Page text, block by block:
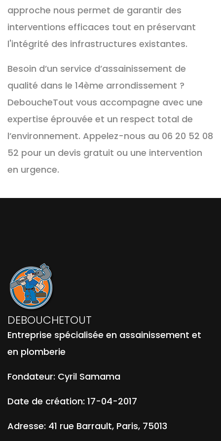
approche nous permet de garantir des
interventions efficaces tout en préservant
l'intégrité des infrastructures existantes.
Besoin d’un service d’assainissement de
qualité dans le 14ème arrondissement ?
DeboucheTout vous accompagne avec une
expertise éprouvée et un respect total de
l’environnement. Appelez-nous au 06 20 52 08
52 pour un devis gratuit ou une intervention
en urgence.
DEBOUCHETOUT
Entreprise spécialisée en assainissement et
en plomberie
Fondateur: Cyril Samama
Date de création: 17-04-2017
Adresse: 41 rue Barrault, Paris, 75013